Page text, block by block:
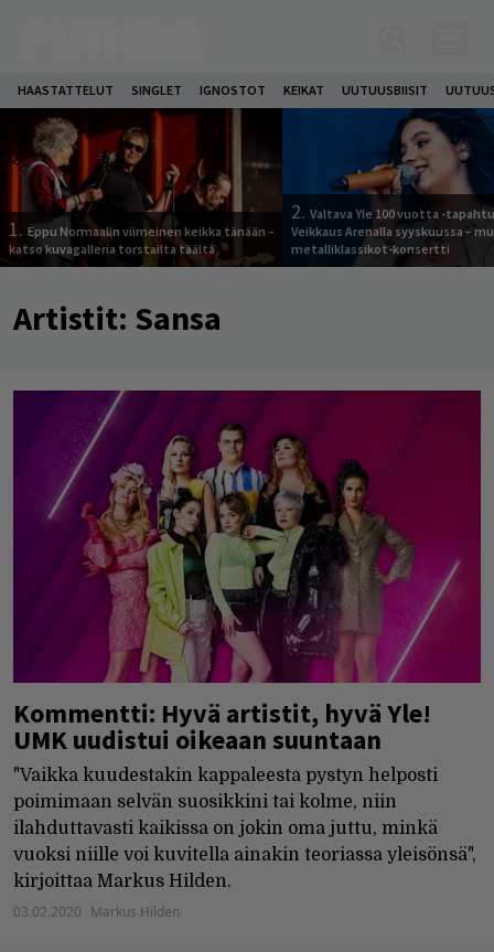
HAASTATTELUT SINGLET IGNOSTOT KEIKAT UUTUUSBIISIT
1. Eppu Normaalin viimeinen keikka tänään –
katso kuvagalleria torstailta täältä
2. Valtava Yle 100 vuotta -
Veikkaus Arenalla syyskuussa –
metalliklassikot-konsertti
Artistit: Sansa
Kommentti: Hyvä artistit, hyvä Yle!
UMK uudistui oikeaan suuntaan
"Vaikka kuudestakin kappaleesta pystyn helposti
poimimaan selvän suosikkini tai kolme, niin
ilahduttavasti kaikissa on jokin oma juttu, minkä
vuoksi niille voi kuvitella ainakin teoriassa yleisönsä",
kirjoittaa Markus Hilden.
03.02.2020 Markus Hilden